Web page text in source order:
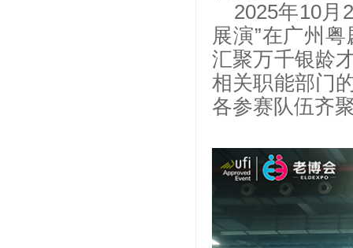
2025年10月
展演”在广州
汇聚万千银龄
相关职能部门
各参赛队伍齐